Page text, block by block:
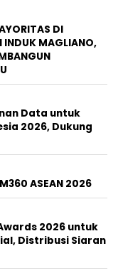
DI
INDUK MAGLIANO,
Data untuk
2026, Dukung
ASEAN 2026
2026 untuk
Distribusi Siaran